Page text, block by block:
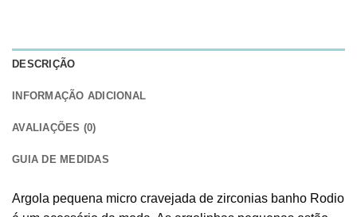
DESCRIÇÃO
INFORMAÇÃO ADICIONAL
AVALIAÇÕES (0)
GUIA DE MEDIDAS
Argola pequena micro cravejada de zirconias banho Rodio